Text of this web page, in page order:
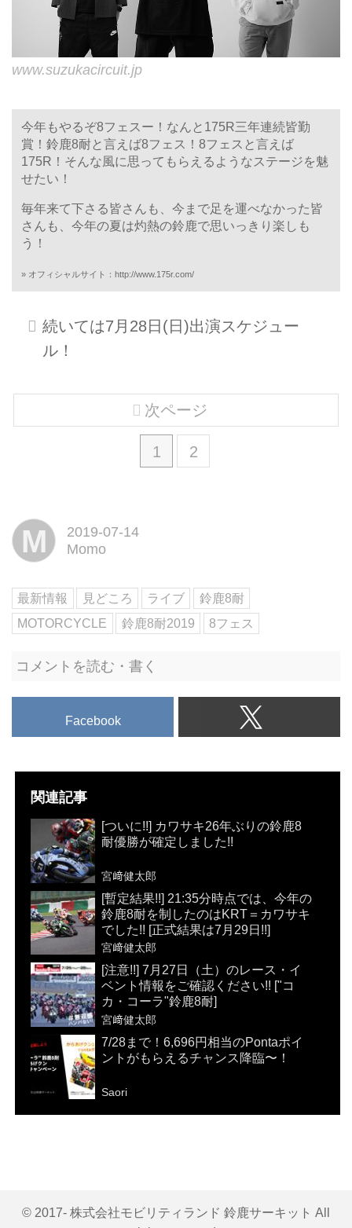
www.suzukacircuit.jp
今年もやるぞ8フェスー！なんと175R三年連続皆勤
賞！鈴鹿8耐と言えば8フェス！8フェスと言えば
175R！そんな風に思ってもらえるようなステージを魅
せたい！
毎年来て下さる皆さんも、今まで足を運べなかった皆
さんも、今年の夏は灼熱の鈴鹿で思いっきり楽しも
う！
» オフィシャルサイト： http://www.175r.com/
続いては7月28日(日)出演スケジュー
ル！
1 2
次ページ
M
2019-07-14
Momo
最新情報 見どころ ライブ
鈴鹿8耐
MOTORCYCLE
鈴鹿8耐2019 8フェス
コメントを読む・書く
Facebook
関連記事
[ついに!!] カワサキ26年ぶりの鈴鹿8
耐優勝が確定しました!!
宮﨑健太郎
[暫定結果!!] 21:35分時点では、今年の
鈴鹿8耐を制したのはKRT＝カワサキ
でした!! [正式結果は7月29日!!]
宮﨑健太郎
[注意!!] 7月27日（土）のレース・イ
ベント情報をご確認ください!! ["コ
カ・コーラ"鈴鹿8耐]
宮﨑健太郎
7/28まで！6,696円相当のPontaポイ
ントがもらえるチャンス降臨〜！
Saori
© 2017- 株式会社モビリティランド 鈴鹿サーキット All